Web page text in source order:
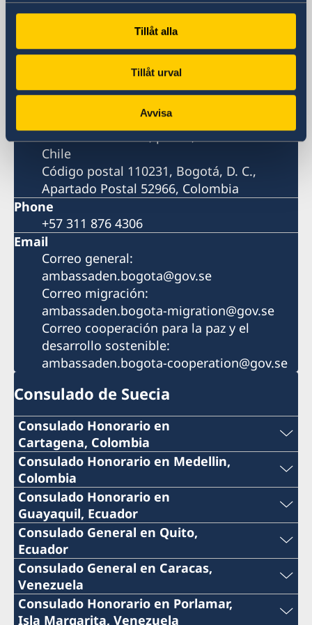
Tillåt alla
Tillåt urval
Avvisa
Embajada de Suecia
Visiting address
Dirección: Calle 72A No. 5-83, piso 8,
Postal address
Dirección postal: Embajada de Suecia,
Calle 72A No. 5-83, piso 8, Edificio Avenida
Chile
Código postal 110231, Bogotá, D. C.,
Apartado Postal 52966, Colombia
Phone
+57 311 876 4306
Email
Correo general:
ambassaden.bogota@gov.se
Correo migración:
ambassaden.bogota-migration@gov.se
Correo cooperación para la paz y el
desarrollo sostenible:
ambassaden.bogota-cooperation@gov.se
Consulado de Suecia
Consulado Honorario en
Cartagena, Colombia
Teléfono:
+57 605 650 2232
Correo:
consuladosueciacartagena@gmail.com
Dirección: Sociedad Portuaria de Cartagena
S.A., Barrio de Manga, Terminal Maritimo,
Dirección Comercial Bloque Administrativo,
Consulado Honorario en Medellin,
Colombia
Teléfono:
+57 604 322 0520
Correo:
consulsueciamed@gmail.com
Dirección: Consulado de Suecia, Scanform,
Consulado Honorario en
Guayaquil, Ecuador
Teléfono:
+593 4 3951777
Correo:
Consulado General en Quito,
Ecuador
Teléfono:
+593 2 3413888 ext 122
Consulado General en Caracas,
Venezuela
Teléfono:
Consulado Honorario en Porlamar,
Isla Margarita, Venezuela